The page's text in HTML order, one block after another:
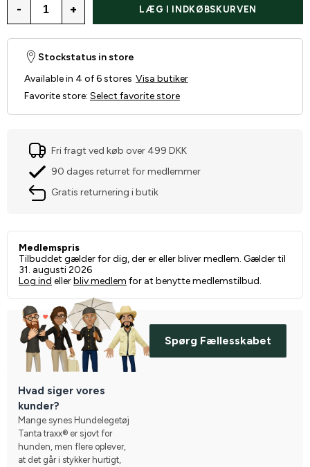
- + LÆG I INDKØBSKURVEN
Stockstatus in store
Available in 4 of 6 stores Visa butiker
Favorite store: Select favorite store
Fri fragt ved køb over 499 DKK
90 dages returret for medlemmer
Gratis returnering i butik
Medlemspris
Tilbuddet gælder for dig, der er eller bliver medlem. Gælder til
31. augusti 2026
Log ind ellerbliv medlem for at benytte medlemstilbud.
Spørg Fællesskabet
Hvad siger vores
kunder?
Mange synes Hundelegetøj
Tanta traxx® er sjovt for
hunden, men flere oplever,
at det går i stykker hurtigt,